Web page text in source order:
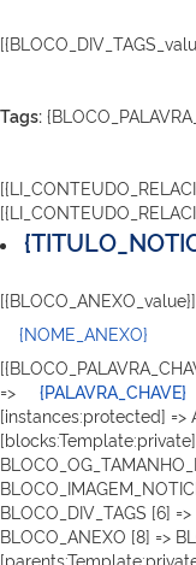
Tags:
{NOME_ANEXO}
=>
{PALAVRA_CHAVE}
[instances:protected] =>
[blocks:Template:private]
BLOCO_DIV_TAGS [6]
BLOCO_ANEXO [8] =>